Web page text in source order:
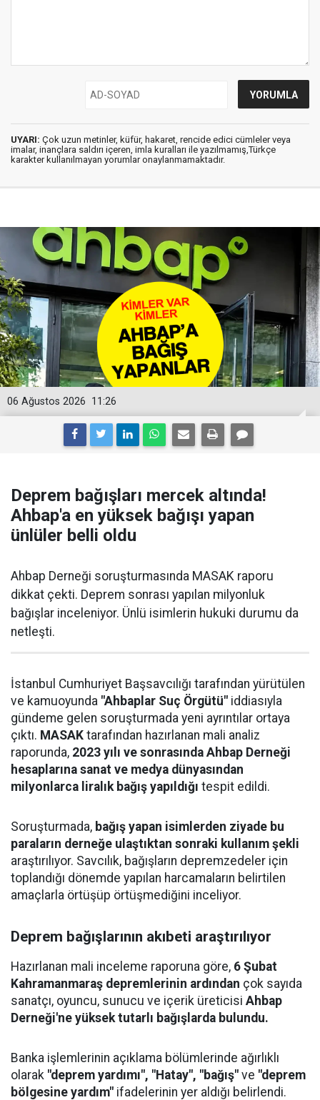
UYARI: Çok uzun metinler, küfür, hakaret, rencide edici cümleler veya
imalar, inançlara saldırı içeren, imla kuralları ile yazılmamış,Türkçe
karakter kullanılmayan yorumlar onaylanmamaktadır.
11:26
06 Ağustos 2026
Deprem bağışları mercek altında!
Ahbap'a en yüksek bağışı yapan
ünlüler belli oldu
Ahbap Derneği soruşturmasında MASAK raporu
dikkat çekti. Deprem sonrası yapılan milyonluk
bağışlar inceleniyor. Ünlü isimlerin hukuki durumu da
netleşti.
İstanbul Cumhuriyet Başsavcılığı tarafından yürütülen
ve kamuoyunda "Ahbaplar Suç Örgütü" iddiasıyla
gündeme gelen soruşturmada yeni ayrıntılar ortaya
çıktı. MASAK tarafından hazırlanan mali analiz
raporunda, 2023 yılı ve sonrasında Ahbap Derneği
hesaplarına sanat ve medya dünyasından
milyonlarca liralık bağış yapıldığı tespit edildi.
Soruşturmada, bağış yapan isimlerden ziyade bu
paraların derneğe ulaştıktan sonraki kullanım şekli
araştırılıyor. Savcılık, bağışların depremzedeler için
toplandığı dönemde yapılan harcamaların belirtilen
amaçlarla örtüşüp örtüşmediğini inceliyor.
Deprem bağışlarının akıbeti araştırılıyor
Hazırlanan mali inceleme raporuna göre, 6 Şubat
Kahramanmaraş depremlerinin ardından çok sayıda
sanatçı, oyuncu, sunucu ve içerik üreticisi Ahbap
Derneği'ne yüksek tutarlı bağışlarda bulundu.
Banka işlemlerinin açıklama bölümlerinde ağırlıklı
olarak "deprem yardımı", "Hatay", "bağış" ve "deprem
bölgesine yardım" ifadelerinin yer aldığı belirlendi.